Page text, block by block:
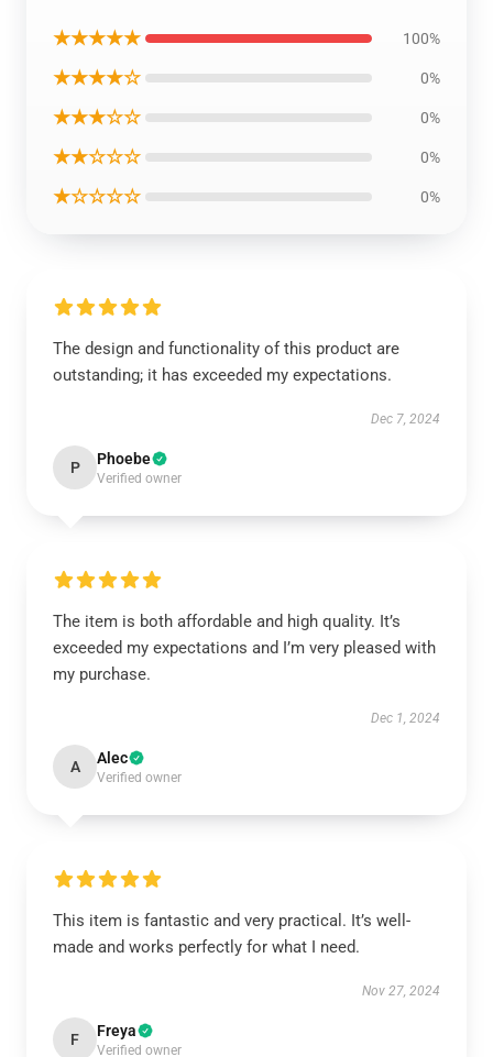
★★★★★ 100%
★★★★☆ 0%
★★★☆☆ 0%
★★☆☆☆ 0%
★☆☆☆☆ 0%
The design and functionality of this product are
outstanding; it has exceeded my expectations.
Dec 7, 2024
P Phoebe
Verified owner
The item is both affordable and high quality. It’s
exceeded my expectations and I’m very pleased with
my purchase.
Dec 1, 2024
A Alec
Verified owner
This item is fantastic and very practical. It’s well-
made and works perfectly for what I need.
Nov 27, 2024
F Freya
Verified owner